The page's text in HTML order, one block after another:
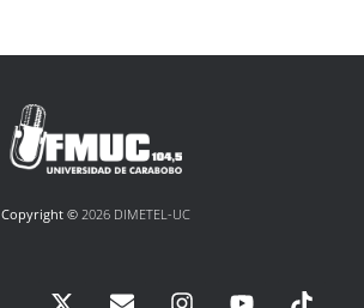
Copyright © 2026 DIMETEL-UC